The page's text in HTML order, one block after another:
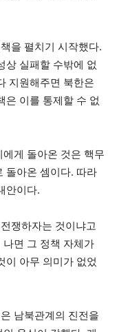
을 펼치기 시작했다.
상 실패할 수밖에 없
지원해주면 북한은
은 이를 통제할 수 없
게 돌아온 것은 핵무
돌아온 셈이다. 따라
안이다.
쟁하자는 것이냐고
면 그 정책 자체가
이 아무 의미가 없었
남북관계의 진전을